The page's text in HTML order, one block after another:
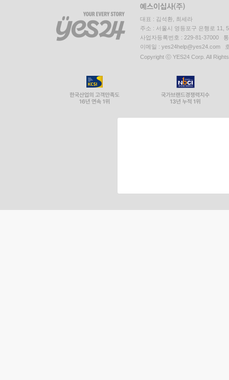
대표 : 김석환, 최세라
주소 : 서울시 영등포구 은행로 11,
사업자등록번호 : 229-81-37000
이메일 : yes24help@yes24.com
Copyright ⓒ YES24 Corp. All